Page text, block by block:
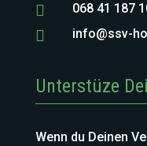
 068 41 187
 info@ssv-
Unterstüze
Wenn du Deinen